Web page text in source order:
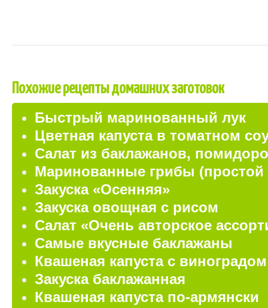
Похожие рецепты домашних заготовок
Быстрый маринованный лук
Цветная капуста в томатном
Салат из баклажанов,
Маринованные грибы (простой
Закуска «Осенняя»
Закуска овощная с рисом
Салат «Очень авторское
Самые вкусные баклажаны
Квашеная капуста с
Закуска баклажанная
Квашеная капуста по-армянски